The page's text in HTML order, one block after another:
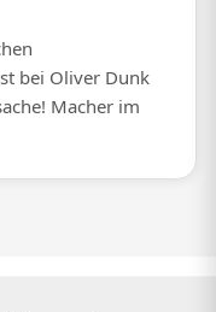
bei Oliver Dunk
Macher im